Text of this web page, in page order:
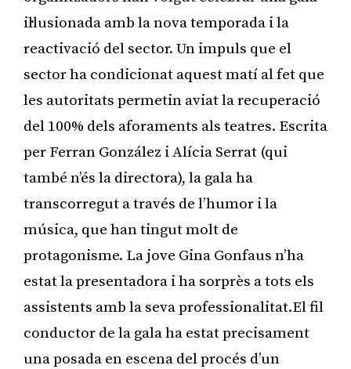
il·lusionada amb la nova temporada i la
reactivació del sector. Un impuls que el
sector ha condicionat aquest matí al fet que
les autoritats permetin aviat la recuperació
del 100% dels aforaments als teatres. Escrita
per Ferran González i Alícia Serrat (qui
també n’és la directora), la gala ha
transcorregut a través de l’humor i la
música, que han tingut molt de
protagonisme. La jove Gina Gonfaus n’ha
estat la presentadora i ha sorprès a tots els
assistents amb la seva professionalitat.El fil
conductor de la gala ha estat precisament
una posada en escena del procés d’un